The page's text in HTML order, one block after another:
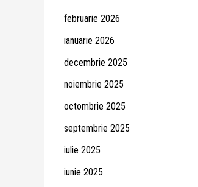
februarie 2026
ianuarie 2026
decembrie 2025
noiembrie 2025
octombrie 2025
septembrie 2025
iulie 2025
iunie 2025